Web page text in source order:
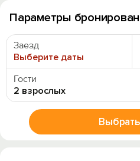
Параметры
Заезд
Выберите даты
Гости
2 взрослых